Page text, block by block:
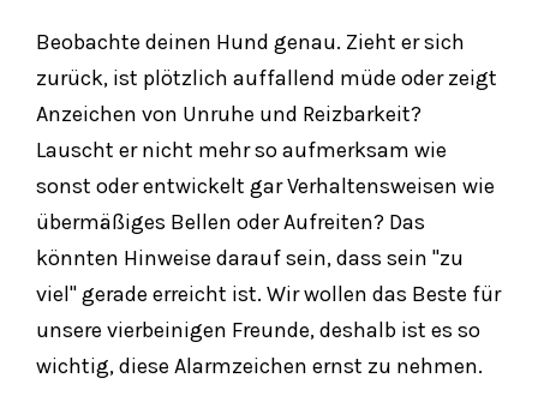
Beobachte deinen Hund genau. Zieht er sich
zurück, ist plötzlich auffallend müde oder zeigt
Anzeichen von Unruhe und Reizbarkeit?
Lauscht er nicht mehr so aufmerksam wie
sonst oder entwickelt gar Verhaltensweisen wie
übermäßiges Bellen oder Aufreiten? Das
könnten Hinweise darauf sein, dass sein "zu
viel" gerade erreicht ist. Wir wollen das Beste für
unsere vierbeinigen Freunde, deshalb ist es so
wichtig, diese Alarmzeichen ernst zu nehmen.